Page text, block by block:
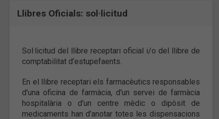
Llibres Oficials: sol·licitud
Sol·licitud del llibre receptari oficial i/o del llibre de
comptabilitat d’estupefaents.
En el llibre receptari els farmacèutics responsables
d'una oficina de farmàcia, d'un servei de farmàcia
hospitalària o d'un centre mèdic o dipòsit de
medicaments han d'anotar totes les dispensacions